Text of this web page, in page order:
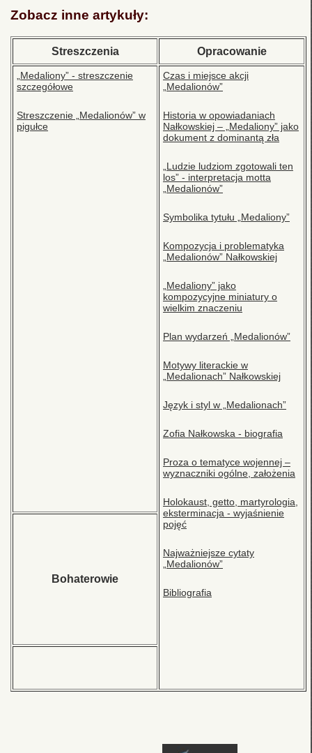
Zobacz inne artykuły:
Streszczenia Opracowanie
„Medaliony” - streszczenie
szczegółowe
Streszczenie „Medalionów” w
pigułce
Czas i miejsce akcji
„Medalionów”
Historia w opowiadaniach
Nałkowskiej – „Medaliony” jako
dokument z dominantą zła
„Ludzie ludziom zgotowali ten
los” - interpretacja motta
„Medalionów”
Symbolika tytułu „Medaliony”
Kompozycja i problematyka
„Medalionów” Nałkowskiej
„Medaliony” jako
kompozycyjne miniatury o
wielkim znaczeniu
Plan wydarzeń „Medalionów”
Motywy literackie w
„Medalionach” Nałkowskiej
Język i styl w „Medalionach”
Zofia Nałkowska - biografia
Proza o tematyce wojennej –
wyznaczniki ogólne, założenia
Holokaust, getto, martyrologia,
eksterminacja - wyjaśnienie
pojęć
Najważniejsze cytaty
„Medalionów”
Bibliografia
Bohaterowie